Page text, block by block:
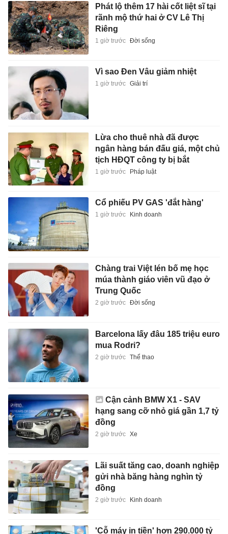
Phát lộ thêm 17 hài cốt liệt sĩ tại
rãnh mộ thứ hai ở CV Lê Thị
Riêng
1 giờ trước Đời sống
Vì sao Đen Vâu giảm nhiệt
1 giờ trước Giải trí
Lừa cho thuê nhà đã được
ngân hàng bán đấu giá, một chủ
tịch HĐQT công ty bị bắt
1 giờ trước Pháp luật
Cổ phiếu PV GAS 'đắt hàng'
1 giờ trước Kinh doanh
Chàng trai Việt lén bố mẹ học
múa thành giáo viên vũ đạo ở
Trung Quốc
2 giờ trước Đời sống
Barcelona lấy đâu 185 triệu euro
mua Rodri?
2 giờ trước Thể thao
Cận cảnh BMW X1 - SAV
hạng sang cỡ nhỏ giá gần 1,7 tỷ
đồng
2 giờ trước Xe
Lãi suất tăng cao, doanh nghiệp
gửi nhà băng hàng nghìn tỷ
đồng
2 giờ trước Kinh doanh
'Cỗ máy in tiền' hơn 290.000 tỷ